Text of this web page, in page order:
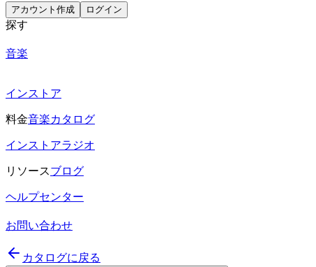
アカウント作成 ログイン
探す
音楽
インストア
料金音楽カタログ
インストアラジオ
リソースブログ
ヘルプセンター
お問い合わせ
カタログに戻る